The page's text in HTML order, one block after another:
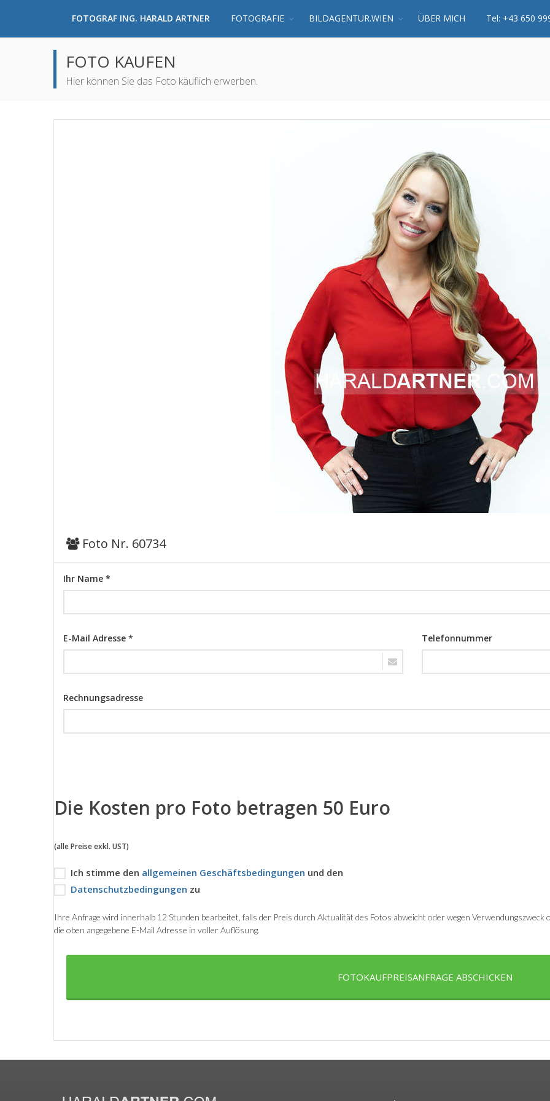
FOTOGRAF ING. HARALD ARTNER FOTOGRAFIE BILDAGENTUR.WIEN ÜBER MICH Tel: +43 650
FOTO KAUFEN
Hier können Sie das Foto käuflich erwerben.
Foto Nr. 60734
Ihr Name *
E-Mail Adresse * Telefonnummer
Rechnungsadresse
Die Kosten pro Foto betragen 50 Euro
(alle Preise exkl. UST)
Ich stimme den allgemeinen Geschäftsbedingungen und den
Datenschutzbedingungen zu
Ihre Anfrage wird innerhalb 12 Stunden bearbeitet, falls der Preis durch Aktualität des Fotos abweicht oder wegen Verwendungszweck
die oben angegebene E-Mail Adresse in voller Auflösung.
FOTOKAUFPREISANFRAGE ABSCHICKEN